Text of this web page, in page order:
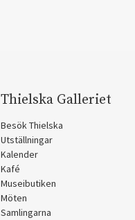
Thielska Galleriet
Besök Thielska
Utställningar
Kalender
Kafé
Museibutiken
Möten
Samlingarna